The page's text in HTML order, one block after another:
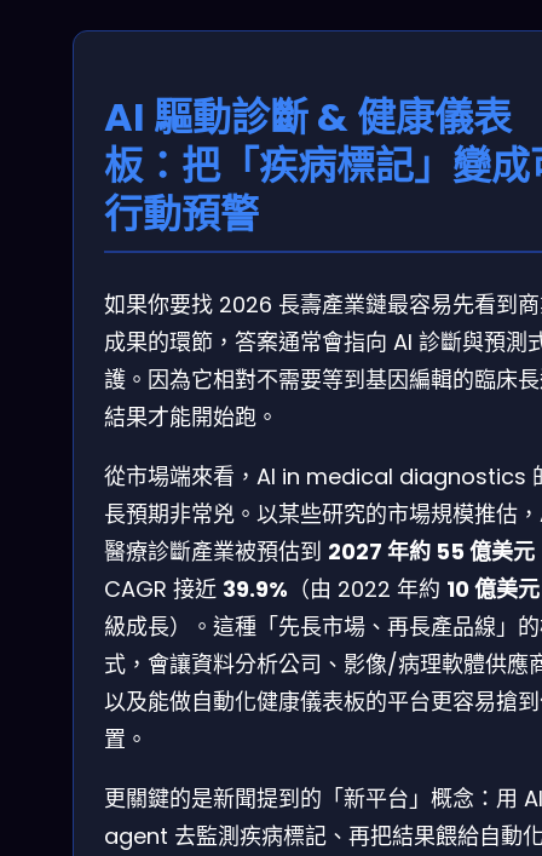
AI 驅動診斷 & 健康儀表
板：把「疾病標記」變成
行動預警
如果你要找 2026 長壽產業鏈最容易先看到
成果的環節，答案通常會指向 AI 診斷與預測
護。因為它相對不需要等到基因編輯的臨床
結果才能開始跑。
從市場端來看，AI in medical diagnostics
長預期非常兇。以某些研究的市場規模推估
醫療診斷產業被預估到 2027 年約 55 億美元
CAGR 接近 39.9% （由 2022 年約 10 億美元
級成長）。這種「先長市場、再長產品線」
式，會讓資料分析公司、影像/病理軟體供應
以及能做自動化健康儀表板的平台更容易搶
置。
更關鍵的是新聞提到的「新平台」概念：用 AI
agent 去監測疾病標記、再把結果餵給自動